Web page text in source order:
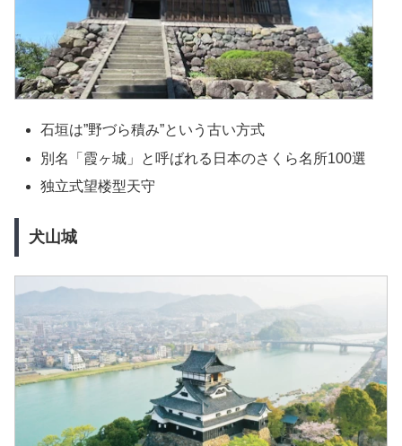
石垣は”野づら積み”という古い方式
別名「霞ヶ城」と呼ばれる日本のさくら名所100選
独立式望楼型天守
犬山城